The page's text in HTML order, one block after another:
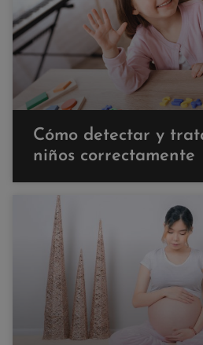
Cómo detectar y
niños correctamente